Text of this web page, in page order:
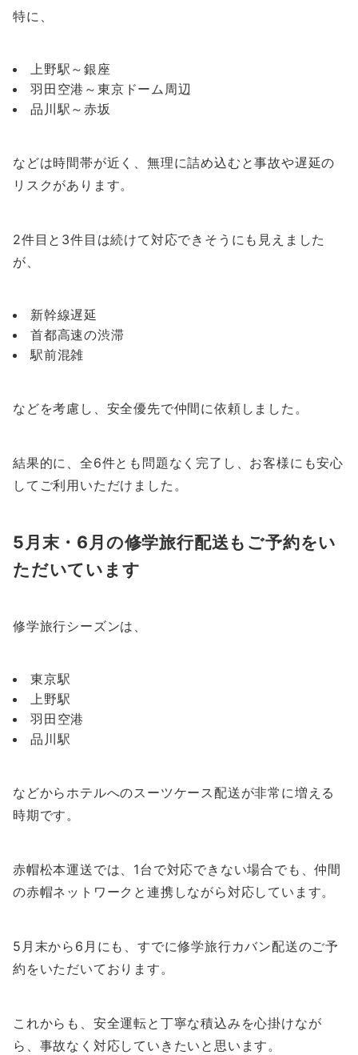
特に、
上野駅～銀座
羽田空港～東京ドーム周辺
品川駅～赤坂
などは時間帯が近く、無理に詰め込むと事故や遅延の
リスクがあります。
2件目と3件目は続けて対応できそうにも見えました
が、
新幹線遅延
首都高速の渋滞
駅前混雑
などを考慮し、安全優先で仲間に依頼しました。
結果的に、全6件とも問題なく完了し、お客様にも安心
してご利用いただけました。
5月末・6月の修学旅行配送もご予約をい
ただいています
修学旅行シーズンは、
東京駅
上野駅
羽田空港
品川駅
などからホテルへのスーツケース配送が非常に増える
時期です。
赤帽松本運送では、1台で対応できない場合でも、仲間
の赤帽ネットワークと連携しながら対応しています。
5月末から6月にも、すでに修学旅行カバン配送のご予
約をいただいております。
これからも、安全運転と丁寧な積込みを心掛けなが
ら、事故なく対応していきたいと思います。